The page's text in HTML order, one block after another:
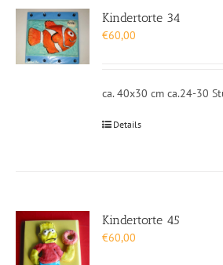
Kindertorte 34
€60,00
ca. 40x30 cm ca.24-30
Details
Kindertorte 45
€60,00